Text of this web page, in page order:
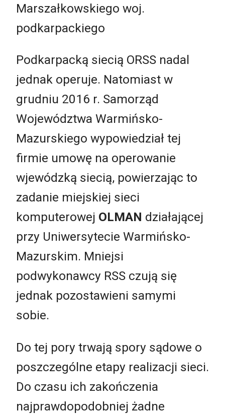
Marszałkowskiego woj.
podkarpackiego
Podkarpacką siecią ORSS nadal
jednak operuje. Natomiast w
grudniu 2016 r. Samorząd
Województwa Warmińsko-
Mazurskiego wypowiedział tej
firmie umowę na operowanie
wjewódzką siecią, powierzając to
zadanie miejskiej sieci
komputerowej OLMAN działającej
przy Uniwersytecie Warmińsko-
Mazurskim. Mniejsi
podwykonawcy RSS czują się
jednak pozostawieni samymi
sobie.
Do tej pory trwają spory sądowe o
poszczególne etapy realizacji sieci.
Do czasu ich zakończenia
najprawdopodobniej żadne